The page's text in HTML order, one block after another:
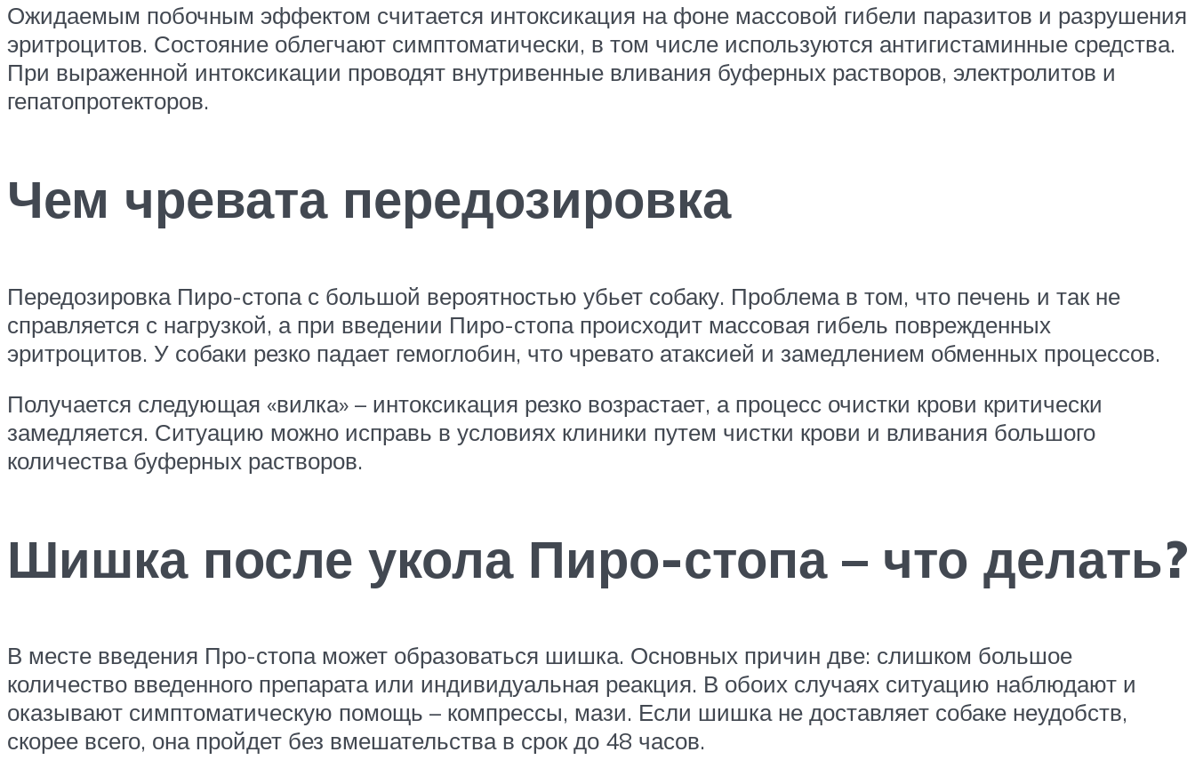
Ожидаемым побочным эффектом считается интоксикация на фоне массовой гибели паразитов и разрушения
эритроцитов. Состояние облегчают симптоматически, в том числе используются антигистаминные средства.
При выраженной интоксикации проводят внутривенные вливания буферных растворов, электролитов и
гепатопротекторов.
Чем чревата передозировка
Передозировка Пиро-стопа с большой вероятностью убьет собаку. Проблема в том, что печень и так не
справляется с нагрузкой, а при введении Пиро-стопа происходит массовая гибель поврежденных
эритроцитов. У собаки резко падает гемоглобин, что чревато атаксией и замедлением обменных процессов.
Получается следующая «вилка» – интоксикация резко возрастает, а процесс очистки крови критически
замедляется. Ситуацию можно исправь в условиях клиники путем чистки крови и вливания большого
количества буферных растворов.
Шишка после укола Пиро-стопа – что делать?
В месте введения Про-стопа может образоваться шишка. Основных причин две: слишком большое
количество введенного препарата или индивидуальная реакция. В обоих случаях ситуацию наблюдают и
оказывают симптоматическую помощь – компрессы, мази. Если шишка не доставляет собаке неудобств,
скорее всего, она пройдет без вмешательства в срок до 48 часов.